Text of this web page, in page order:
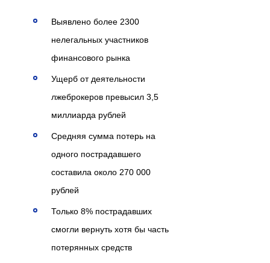
Выявлено более 2300
нелегальных участников
финансового рынка
Ущерб от деятельности
лжеброкеров превысил 3,5
миллиарда рублей
Средняя сумма потерь на
одного пострадавшего
составила около 270 000
рублей
Только 8% пострадавших
смогли вернуть хотя бы часть
потерянных средств